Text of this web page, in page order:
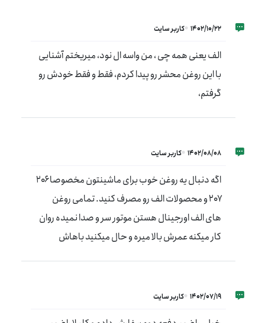
1402/10/22 کاربر سایت
الف یعنی همه چی ، من واسه ال نود، میریختم آشنایی
با این روغن محشر رو پیدا کردم، فقط و فقط خودش رو
گرفتم،
1402/08/08 کاربر سایت
اگه دنبال یه روغن خوب برای ماشینتون مخصوصا ۲۰۶
۲۰۷ و محصولات الف رو مصرف کنید. تمامی روغن
های الف اورجینال هستن موتور سر و صدا نمیده روان
کار میکنه عمرش بالا میره و حال میکنید باهاش
1402/07/19 کاربر سایت